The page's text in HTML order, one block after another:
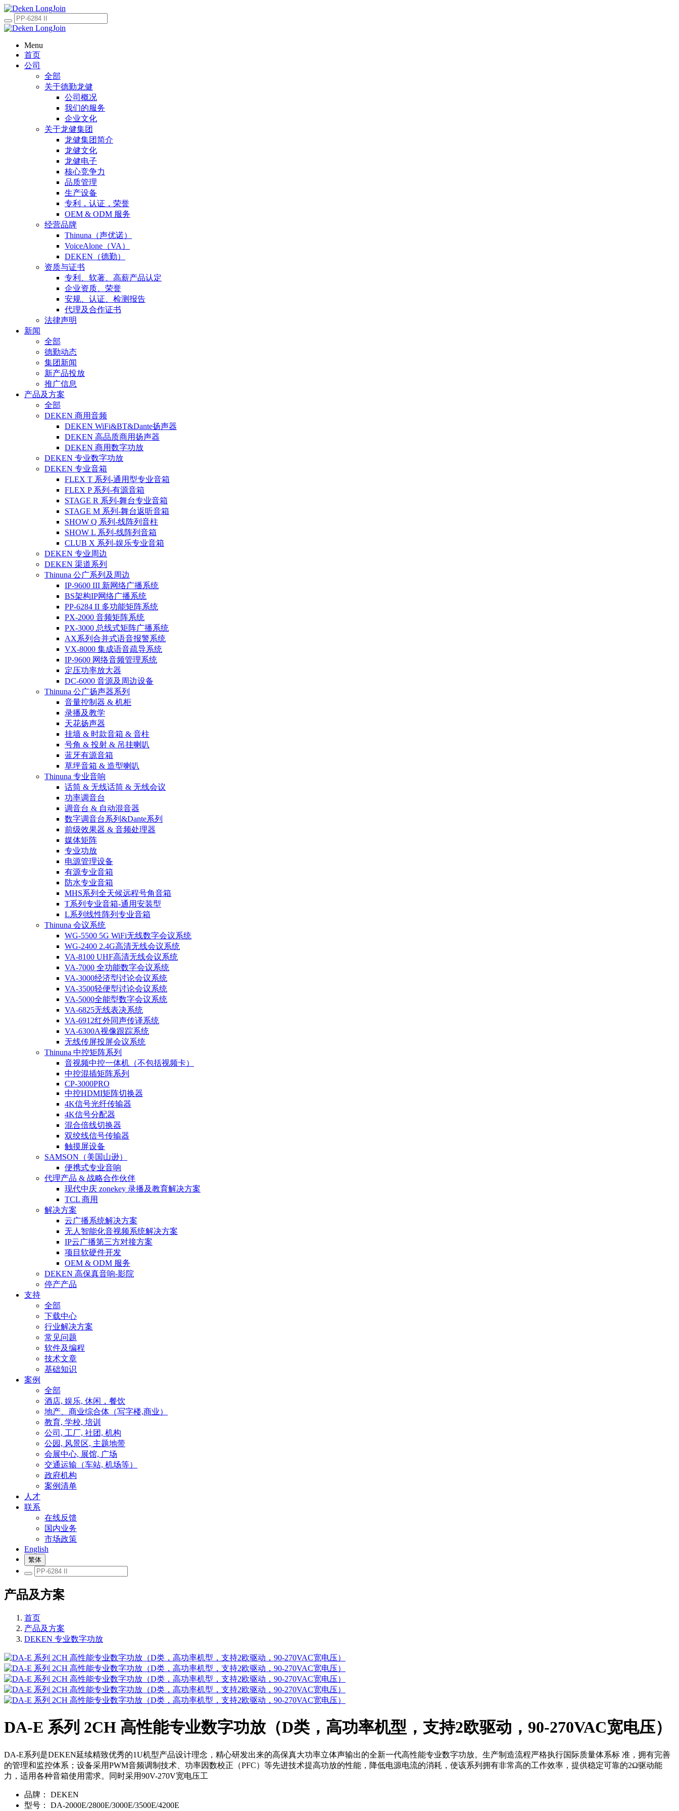
Menu
首页
公司
全部
关于德勤龙健
公司概况
我们的服务
企业文化
关于龙健集团
龙健集团简介
龙健文化
龙健电子
核心竞争力
品质管理
生产设备
专利，认证，荣誉
OEM & ODM 服务
经营品牌
Thinuna（声优诺）
VoiceAlone（VA）
DEKEN（德勤）
资质与证书
专利、软著、高薪产品认定
企业资质、荣誉
安规、认证、检测报告
代理及合作证书
法律声明
新闻
全部
德勤动态
集团新闻
新产品投放
推广信息
产品及方案
全部
DEKEN 商用音频
DEKEN WiFi&BT&Dante扬声器
DEKEN 高品质商用扬声器
DEKEN 商用数字功放
DEKEN 专业数字功放
DEKEN 专业音箱
FLEX T 系列-通用型专业音箱
FLEX P 系列-有源音箱
STAGE R 系列-舞台专业音箱
STAGE M 系列-舞台返听音箱
SHOW Q 系列-线阵列音柱
SHOW L 系列-线阵列音箱
CLUB X 系列-娱乐专业音箱
DEKEN 专业周边
DEKEN 渠道系列
Thinuna 公广系列及周边
IP-9600 III 新网络广播系统
BS架构IP网络广播系统
PP-6284 II 多功能矩阵系统
PX-2000 音频矩阵系统
PX-3000 总线式矩阵广播系统
AX系列合并式语音报警系统
VX-8000 集成语音疏导系统
IP-9600 网络音频管理系统
定压功率放大器
DC-6000 音源及周边设备
Thinuna 公广扬声器系列
音量控制器 & 机柜
录播及教学
天花扬声器
挂墙 & 时款音箱 & 音柱
号角 & 投射 & 吊挂喇叭
蓝牙有源音箱
草坪音箱 & 造型喇叭
Thinuna 专业音响
话筒 & 无线话筒 & 无线会议
功率调音台
调音台 & 自动混音器
数字调音台系列&Dante系列
前级效果器 & 音频处理器
媒体矩阵
专业功放
电源管理设备
有源专业音箱
防水专业音箱
MHS系列全天候远程号角音箱
T系列专业音箱-通用安装型
L系列线性阵列专业音箱
Thinuna 会议系统
WG-5500 5G WiFi无线数字会议系统
WG-2400 2.4G高清无线会议系统
VA-8100 UHF高清无线会议系统
VA-7000 全功能数字会议系统
VA-3000经济型讨论会议系统
VA-3500轻便型讨论会议系统
VA-5000全能型数字会议系统
VA-6825无线表决系统
VA-6912红外同声传译系统
VA-6300A视像跟踪系统
无线传屏投屏会议系统
Thinuna 中控矩阵系列
音视频中控一体机（不包括视频卡）
中控混插矩阵系列
CP-3000PRO
中控HDMI矩阵切换器
4K信号光纤传输器
4K信号分配器
混合倍线切换器
双绞线信号传输器
触摸屏设备
SAMSON（美国山逊）
便携式专业音响
代理产品 & 战略合作伙伴
现代中庆 zonekey 录播及教育解决方案
TCL 商用
解决方案
云广播系统解决方案
无人智能化音视频系统解决方案
IP云广播第三方对接方案
项目软硬件开发
OEM & ODM 服务
DEKEN 高保真音响-影院
停产产品
支持
全部
下载中心
行业解决方案
常见问题
软件及编程
技术文章
基础知识
案例
全部
酒店, 娱乐, 休闲，餐饮
地产、商业综合体（写字楼,商业）
教育, 学校, 培训
公司, 工厂, 社团, 机构
公园, 风景区, 主题地带
会展中心, 展馆, 广场
交通运输（车站, 机场等）
政府机构
案例清单
人才
联系
在线反馈
国内业务
市场政策
English
繁体
产品及方案
首页
产品及方案
DEKEN 专业数字功放
DA-E 系列 2CH 高性能专业数字功放（D类，高功率机型，支持2欧驱动，90-270VAC宽电压）
DA-E系列是DEKEN延续精致优秀的1U机型产品设计理念，精心研发出来的高保真大功率立体声输出的全新一代高性能专业数字功放。生产制造流程严格执行国际质量体系标 准，拥有完善
的管理和监控体系；设备采用PWM音频调制技术、功率因数校正（PFC）等先进技术提高功放的性能，降低电源电流的消耗，使该系列拥有非常高的工作效率，提供稳定可靠的2Ω驱动能
力，适用各种音箱使用需求。同时采用90V-270V宽电压工
品牌：
DEKEN
型号：
DA-2000E/2800E/3000E/3500E/4200E